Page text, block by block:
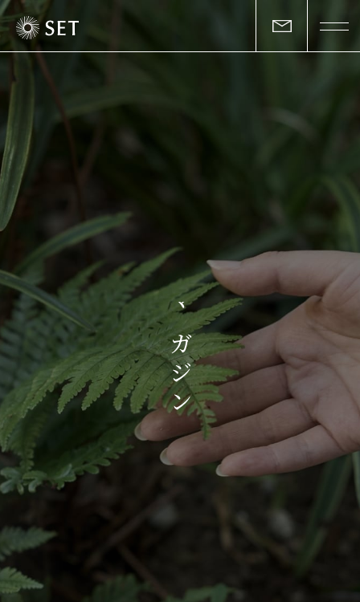
マ
ガ
ジ
ン
セットの志と行動
物件一覧
お客様の声
マガジン
お知らせ・イベント
会社概要・アクセス
スタッフ紹介
賃貸管理サイトはこちら